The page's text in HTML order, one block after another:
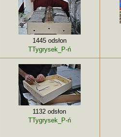
1445 odsłon
TTygrysek_P-ń
1132 odsłon
TTygrysek_P-ń